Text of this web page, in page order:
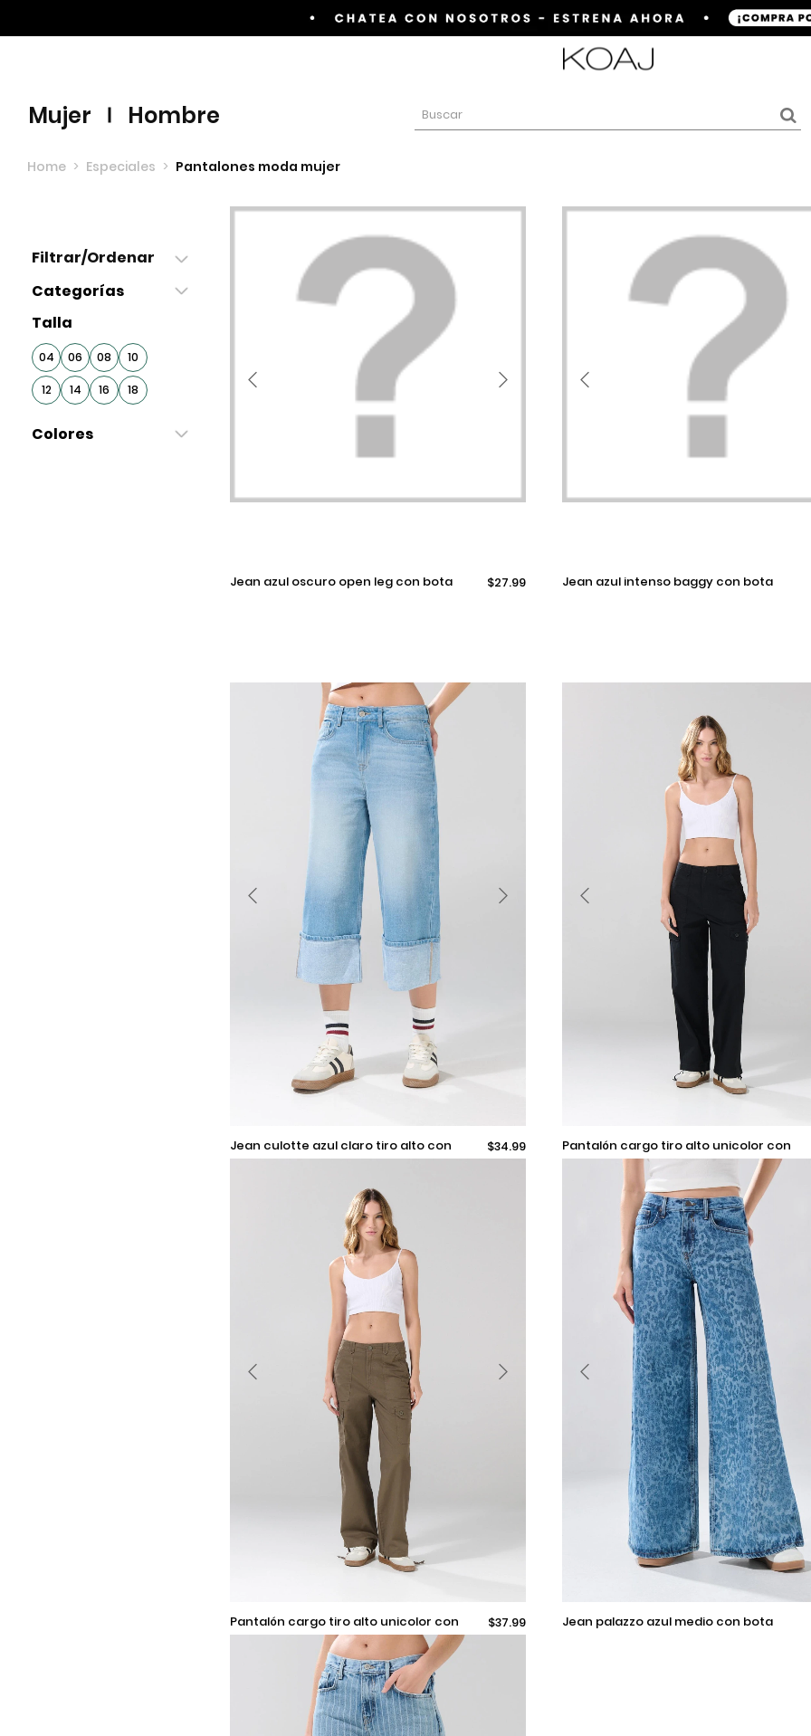
mujer hombre
Home > Especiales > Pantalones moda mujer
Filtrar/Ordenar
Categorías
Talla
04 06 08 10
12 14 16 18
Colores
Selecciona una talla $27.99
jean azul oscuro open leg con bota
Selecciona una talla
jean azul intenso baggy con bota
Selecciona una talla $34.99
jean culotte azul claro tiro alto con
Selecciona una talla
pantalón cargo tiro alto unicolor con
Selecciona una talla
Añadir
$37.99
pantalón cargo tiro alto unicolor con
Selecciona una talla
jean palazzo azul medio con bota